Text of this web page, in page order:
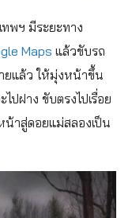
ทพฯ มีระยะทาง
Maps แล้วขับรถ
ายแล้ว ให้มุ่งหน้าขึ้น
ปฝาง ขับตรงไปเรื่อย
น้าสู่ดอยแม่สลองเป็น